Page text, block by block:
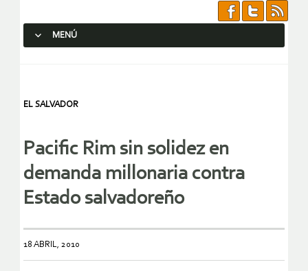
MENÚ
EL SALVADOR
Pacific Rim sin solidez en
demanda millonaria contra
Estado salvadoreño
18 ABRIL, 2010